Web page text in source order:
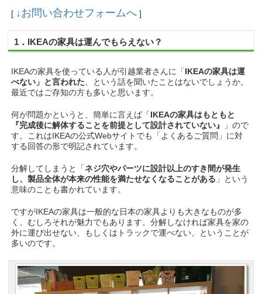
[ ↓お問い合わせフォームへ ]
1．IKEAの家具は運んでもらえない？
IKEAの家具を使っている人が引越業者さんに「IKEAの家具は運
べない」と言われた 、という話を聞いたことはないでしょうか。
最近ではご存知の方も多いと思います。
何が問題かというと、簡単に言えば「IKEAの家具はもともと
『完成後に解体することを前提として設計されていない』
」ので
す。これはIKEAの公式Webサイトでも「よくあるご質問」に対
する回答の形で明記されています。
分解してしまうと「ネジ穴やパーツに設計以上のすき間が発生
し、製品全体が本来の性能を満たせなくなることがある 」という
意味のことも書かれています。
ですがIKEAの家具は一般的な日本の家具よりも大きなものが多
く、むしろそれが魅力でもあります。分解しなければ家具を家の
外に運び出せない、もしくはトラックで運べない、ということが
多いのです。